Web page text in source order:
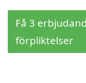
Få 3
förpliktelser